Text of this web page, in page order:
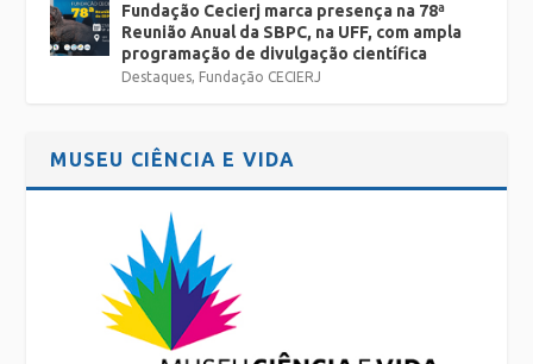
Fundação Cecierj marca presença na 78ª
Reunião Anual da SBPC, na UFF, com ampla
programação de divulgação científica
Destaques, Fundação CECIERJ
MUSEU CIÊNCIA E VIDA